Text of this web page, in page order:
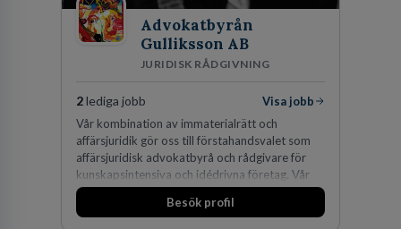
Advokatbyrån
Gulliksson AB
JURIDISK RÅDGIVNING
2lediga jobb
Visa jobb
Vår kombination av immaterialrätt och
affärsjuridik gör oss till förstahandsvalet som
affärsjuridisk advokatbyrå och rådgivare för
kunskapsintensiva och idédrivna företag. Vår
expertis inom IP-tillgångar har gett oss en
marknadsledande position. Våra klienter väljer
Besök profil